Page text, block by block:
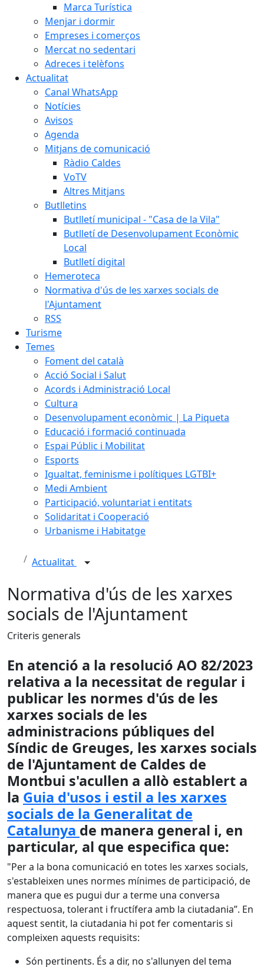
Marca Turística
Menjar i dormir
Empreses i comerços
Mercat no sedentari
Adreces i telèfons
Actualitat
Canal WhatsApp
Notícies
Avisos
Agenda
Mitjans de comunicació
Ràdio Caldes
VoTV
Altres Mitjans
Butlletins
Butlletí municipal - "Casa de la Vila"
Butlletí de Desenvolupament Econòmic
Local
Butlletí digital
Hemeroteca
Normativa d'ús de les xarxes socials de
l'Ajuntament
RSS
Turisme
Temes
Foment del català
Acció Social i Salut
Acords i Administració Local
Cultura
Desenvolupament econòmic | La Piqueta
Educació i formació continuada
Espai Públic i Mobilitat
Esports
Igualtat, feminisme i polítiques LGTBI+
Medi Ambient
Participació, voluntariat i entitats
Solidaritat i Cooperació
Urbanisme i Habitatge
Actualitat
Normativa d'ús de les xarxes
socials de l'Ajuntament
Criteris generals
En atenció a la resolució AO 82/2023
relativa a la necessitat de regular i
publicar les normes d'ús de les
xarxes socials de les
administracions públiques del
Síndic de Greuges, les xarxes socials
de l'Ajuntament de Caldes de
Montbui s'acullen a allò establert a
la Guia d'usos i estil a les xarxes
socials de la Generalitat de
Catalunya de manera general i, en
particular, al que especifica que:
"Per a la bona comunicació en totes les xarxes socials,
s'estableixen unes normes mínimes de participació, de
manera que es pugui dur a terme una conversa
respectuosa, tolerant i fructífera amb la ciutadania”. En
aquest sentit, la ciutadania hi pot fer comentaris si
compleixen aquests requisits:
Són pertinents. És a dir, no s'allunyen del tema